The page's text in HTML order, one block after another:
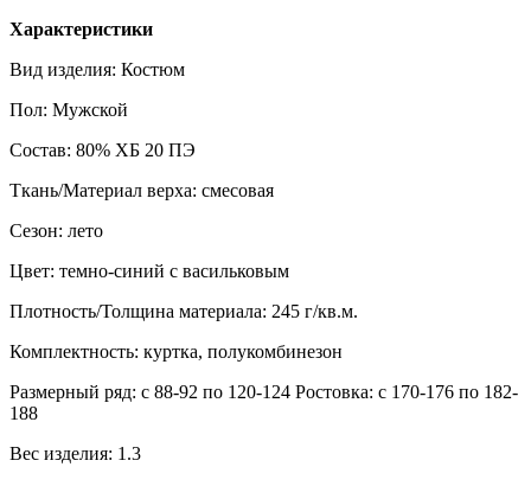
Характеристики
Вид изделия: Костюм
Пол: Мужской
Состав: 80% ХБ 20 ПЭ
Ткань/Материал верха: смесовая
Сезон: лето
Цвет: темно-синий с васильковым
Плотность/Толщина материала: 245 г/кв.м.
Комплектность: куртка, полукомбинезон
Размерный ряд: с 88-92 по 120-124 Ростовка: с 170-176 по 182-
188
Вес изделия: 1.3